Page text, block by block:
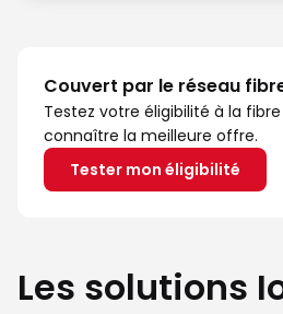
Couvert par le réseau fibre
Testez votre éligibilité à la fibre
connaître la meilleure offre.
Tester mon éligibilité
Les solutions